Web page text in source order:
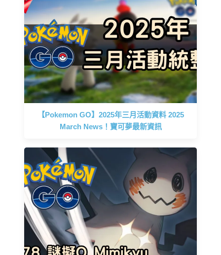
【Pokemon GO】2025年三月活動資料 2025
March News！寶可夢最新資訊